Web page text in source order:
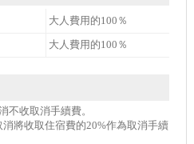
大人費用的100％
大人費用的100％
不收取消手續費。
將收取住宿費的20%作為取消手續